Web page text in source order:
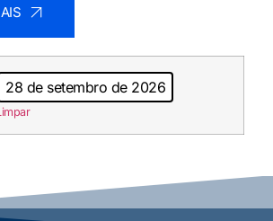
28 de setembro de 2026